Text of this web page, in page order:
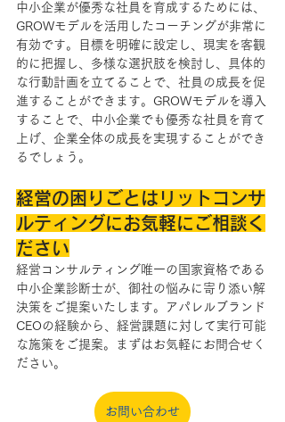
中小企業が優秀な社員を育成するためには、
GROWモデルを活用したコーチングが非常に
有効です。目標を明確に設定し、現実を客観
的に把握し、多様な選択肢を検討し、具体的
な行動計画を立てることで、社員の成長を促
進することができます。GROWモデルを導入
することで、中小企業でも優秀な社員を育て
上げ、企業全体の成長を実現することができ
るでしょう。
経営の困りごとはリットコンサ
ルティングにお気軽にご相談く
ださい
経営コンサルティング唯一の国家資格である
中小企業診断士が、御社の悩みに寄り添い解
決策をご提案いたします。アパレルブランド
CEOの経験から、経営課題に対して実行可能
な施策をご提案。まずはお気軽にお問合せく
ださい。
お問い合わせ